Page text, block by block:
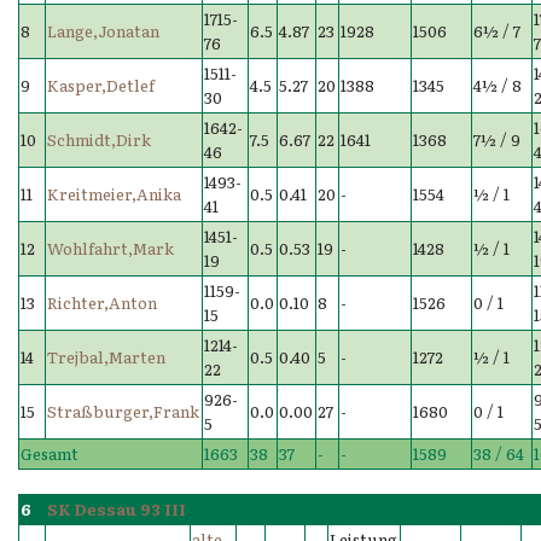
8
Lange,Jonatan
1715-
76
6.5 4.87 23 1928 1506 6½ / 7
9
Kasper,Detlef
1511-
30
4.5 5.27 20 1388 1345 4½ / 8
10 Schmidt,Dirk
1642-
46
7.5 6.67 22 1641 1368 7½ / 9
11
Kreitmeier,Anika
1493-
41
0.5 0.41 20 - 1554 ½ / 1
12 Wohlfahrt,Mark
1451-
19
0.5 0.53 19 - 1428 ½ / 1
13 Richter,Anton
1159-
15
0.0 0.10 8 - 1526 0 / 1
14 Trejbal,Marten
1214-
22
0.5 0.40 5 - 1272 ½ / 1
15 Straßburger,Frank
926-
5
0.0 0.00 27 - 1680 0 / 1
Gesamt
1663 38 37 - - 1589 38 / 64
6
SK Dessau 93 III